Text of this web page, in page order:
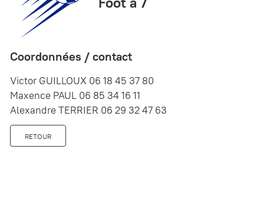
Coordonnées / contact
Victor GUILLOUX 06 18 45 37 80
Maxence PAUL 06 85 34 16 11
Alexandre TERRIER 06 29 32 47 63
RETOUR